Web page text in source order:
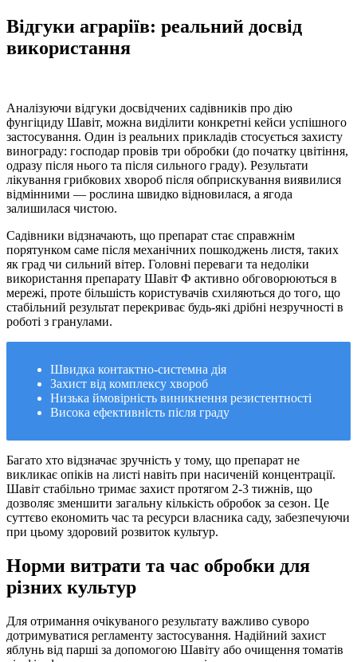
Відгуки аграріїв: реальний досвід
використання
Аналізуючи відгуки досвідчених садівників про дію
фунгіциду Шавіт, можна виділити конкретні кейси успішного
застосування. Один із реальних прикладів стосується захисту
винограду: господар провів три обробки (до початку цвітіння,
одразу після нього та після сильного граду). Результати
лікування грибкових хвороб після обприскування виявилися
відмінними — рослина швидко відновилася, а ягода
залишилася чистою.
Садівники відзначають, що препарат стає справжнім
порятунком саме після механічних пошкоджень листя, таких
як град чи сильний вітер. Головні переваги та недоліки
використання препарату Шавіт Ф активно обговорюються в
мережі, проте більшість користувачів схиляються до того, що
стабільний результат перекриває будь-які дрібні незручності в
роботі з гранулами.
Швидка контактно-системна дія
Захист від комплексу хвороб
Низька ймовірність виникнення резистентності
Висока ефективність після граду
Багато хто відзначає зручність у тому, що препарат не
викликає опіків на листі навіть при насиченій концентрації.
Шавіт стабільно тримає захист протягом 2-3 тижнів, що
дозволяє зменшити загальну кількість обробок за сезон. Це
суттєво економить час та ресурси власника саду, забезпечуючи
при цьому здоровий розвиток культур.
Норми витрати та час обробки для
різних культур
Для отримання очікуваного результату важливо суворо
дотримуватися регламенту застосування. Надійний захист
яблунь від парші за допомогою Шавіту або очищення томатів